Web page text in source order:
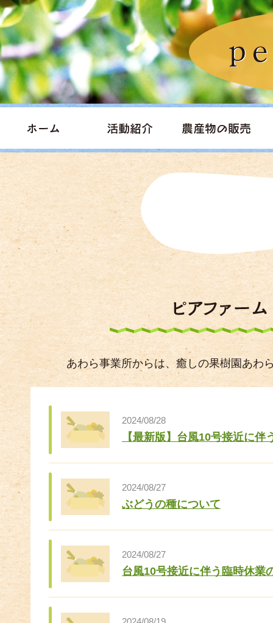
あわら事業所からは、癒しの果樹園あわ
2024/08/28
【最新版】台風10号接近に伴
2024/08/27
ぶどうの種について
2024/08/27
台風10号接近に伴う臨時休業